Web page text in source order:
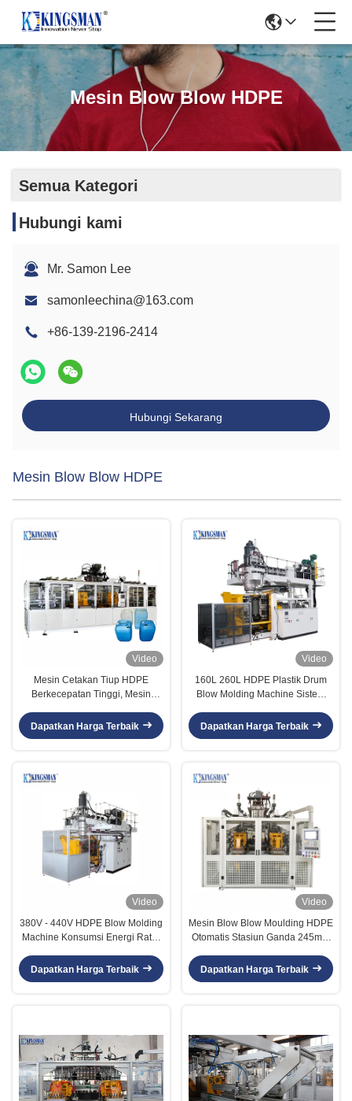
Mesin Blow Blow HDPE
Semua Kategori
Hubungi kami
Mr. Samon Lee
samonleechina@163.com
+86-139-2196-2414
Hubungi Sekarang
Mesin Blow Blow HDPE
Video
Mesin Cetakan Tiup HDPE
Berkecepatan Tinggi, Mesin
Dapatkan Harga Terbaik
Video
160L 260L HDPE Plastik Drum
Blow Molding Machine Sistem
Dapatkan Harga Terbaik
Video
380V - 440V HDPE Blow Molding
Machine Konsumsi Energi Rata-
Dapatkan Harga Terbaik
Video
Mesin Blow Blow Moulding HDPE
Otomatis Stasiun Ganda 245mm
Dapatkan Harga Terbaik